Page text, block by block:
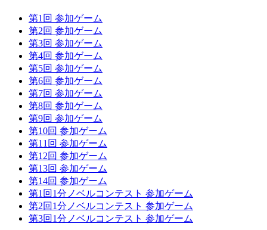
第1回 参加ゲーム
第2回 参加ゲーム
第3回 参加ゲーム
第4回 参加ゲーム
第5回 参加ゲーム
第6回 参加ゲーム
第7回 参加ゲーム
第8回 参加ゲーム
第9回 参加ゲーム
第10回 参加ゲーム
第11回 参加ゲーム
第12回 参加ゲーム
第13回 参加ゲーム
第14回 参加ゲーム
第1回1分ノベルコンテスト 参加ゲーム
第2回1分ノベルコンテスト 参加ゲーム
第3回1分ノベルコンテスト 参加ゲーム